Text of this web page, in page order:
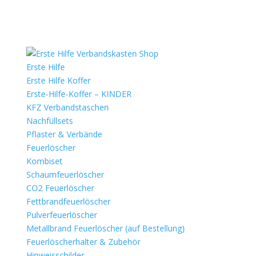
Erste Hilfe
Erste Hilfe Koffer
Erste-Hilfe-Koffer – KINDER
KFZ Verbandstaschen
Nachfüllsets
Pflaster & Verbände
Feuerlöscher
Kombiset
Schaumfeuerlöscher
CO2 Feuerlöscher
Fettbrandfeuerlöscher
Pulverfeuerlöscher
Metallbrand Feuerlöscher (auf Bestellung)
Feuerlöscherhalter & Zubehör